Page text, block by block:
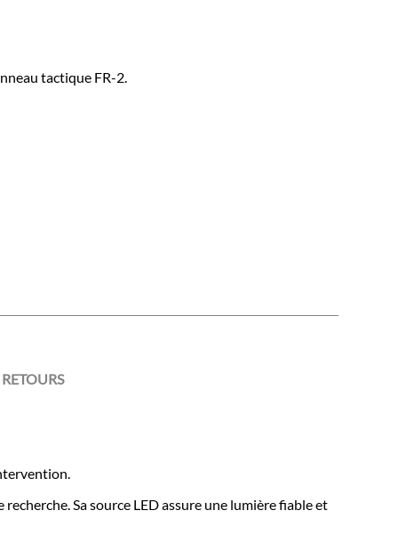
tactique FR-2.
Sa source LED assure une lumière fiable et